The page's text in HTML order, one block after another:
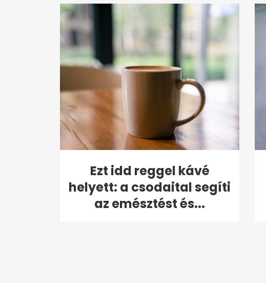
Ezt idd reggel kávé
helyett: a csodaital segíti
az emésztést és...